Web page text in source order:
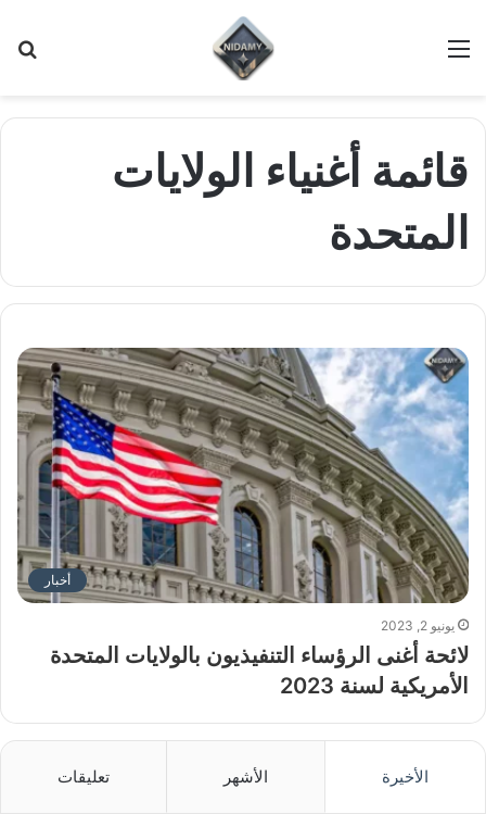
القائمة
قائمة أغنياء الولايات
المتحدة
أخبار
يونيو 2, 2023
لائحة أغنى الرؤساء التنفيذيون بالولايات المتحدة
الأمريكية لسنة 2023
الأخيرة الأشهر تعليقات